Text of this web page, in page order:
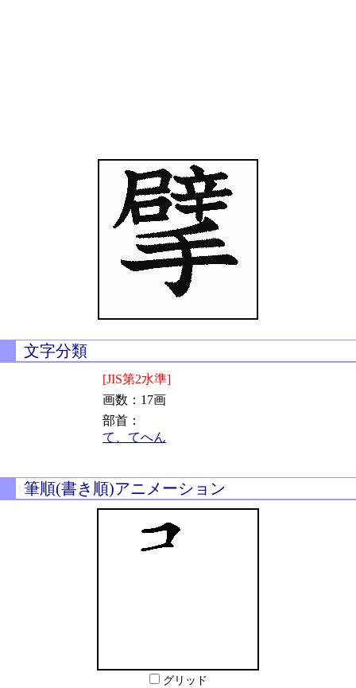
文字分類
[JIS第2水準]
画数：17画
部首：
て、てへん
筆順(書き順)アニメーション
グリッド